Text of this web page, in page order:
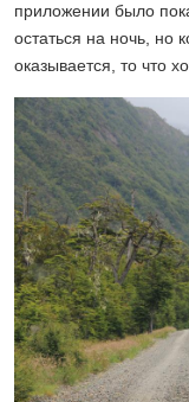
приложении было
остаться на ночь, но
оказывается, то что